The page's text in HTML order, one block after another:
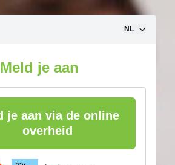
NL
Meld je aan
je aan via de online
overheid